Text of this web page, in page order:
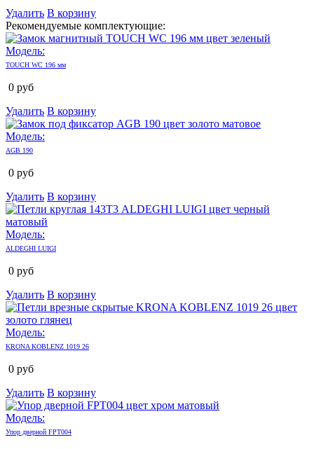
Удалить В корзину
Рекомендуемые комплектующие:
Модель:
TOUCH WC 196 мм
0 руб
Удалить В корзину
Модель:
AGB 190
0 руб
Удалить В корзину
Модель:
ALDEGHI LUIGI
0 руб
Удалить В корзину
Модель:
KRONA KOBLENZ 1019 26
0 руб
Удалить В корзину
Модель:
Упор дверной FPT004